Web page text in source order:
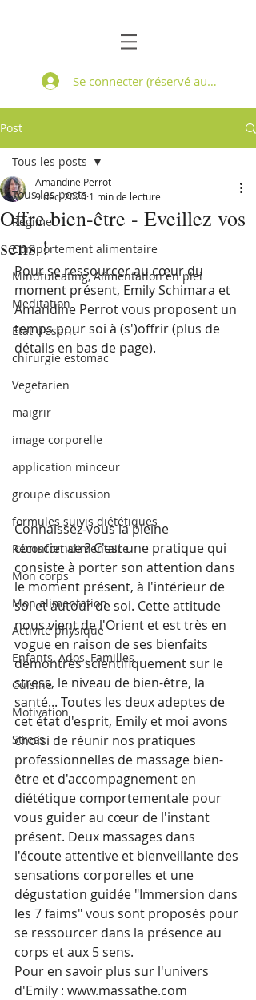
Se connecter (réservé aux
Post
Tous les posts
Régime
Comportement alimentaire
Mindfuleating, Alimentation en plei
Meditation
Etat d'esprit
chirurgie estomac
Vegetarien
maigrir
image corporelle
application minceur
groupe discussion
formules suivis diététiques
Réconfort alimentaire
Mon corps
Mon alimentation
Activité physique
Enfants, Ados, Familles
Cuisine
Motivation
Stress
Tous les posts
Offre bien-être - Eveillez vos
sens !
Amandine Perrot
9 déc. 2020 1 min de lecture
Pour se ressourcer au cœur du
moment présent, Emily Schimara et
Amandine Perrot vous proposent un
temps pour soi à (s')offrir (plus de
détails en bas de page).
Connaissez-vous la pleine
conscience ? C'est une pratique qui
consiste à porter son attention dans
le moment présent, à l'intérieur de
soi et autour de soi. Cette attitude
nous vient de l'Orient et est très en
vogue en raison de ses bienfaits
démontrés scientifiquement sur le
stress, le niveau de bien-être, la
santé... Toutes les deux adeptes de
cet état d'esprit, Emily et moi avons
choisi de réunir nos pratiques
professionnelles de massage bien-
être et d'accompagnement en
diététique comportementale pour
vous guider au cœur de l'instant
présent. Deux massages dans
l'écoute attentive et bienveillante des
sensations corporelles et une
dégustation guidée "Immersion dans
les 7 faims" vous sont proposés pour
se ressourcer dans la présence au
corps et aux 5 sens.
Pour en savoir plus sur l'univers
d'Emily : www.massathe.com